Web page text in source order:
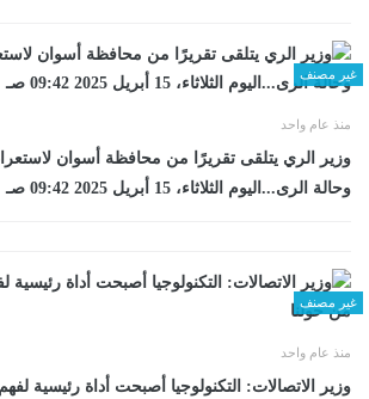
غير مصنف
منذ عام واحد
وزير الري يتلقى تقريرًا من محافظة أسوان
وحالة الرى...اليوم الثلاثاء، 15 أبريل 2025 09:42 صـ منذ 37 دقيقة
غير مصنف
منذ عام واحد
وزير الاتصالات: التكنولوجيا أصبحت أداة رئيسية